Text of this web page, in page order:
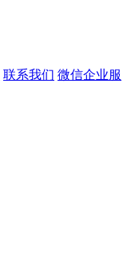
联系我们 微信企业服